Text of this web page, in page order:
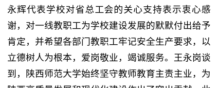
永辉代表学校对省总工会的关心支持表示衷心感
谢，对一线教职工为学校建设发展的默默付出给予
肯定，并希望各部门教职工牢记安全生产要求，以
立德树人为根本，爱岗敬业，竭诚服务。王永岗谈
到，陕西师范大学始终坚守教师教育主责主业，为